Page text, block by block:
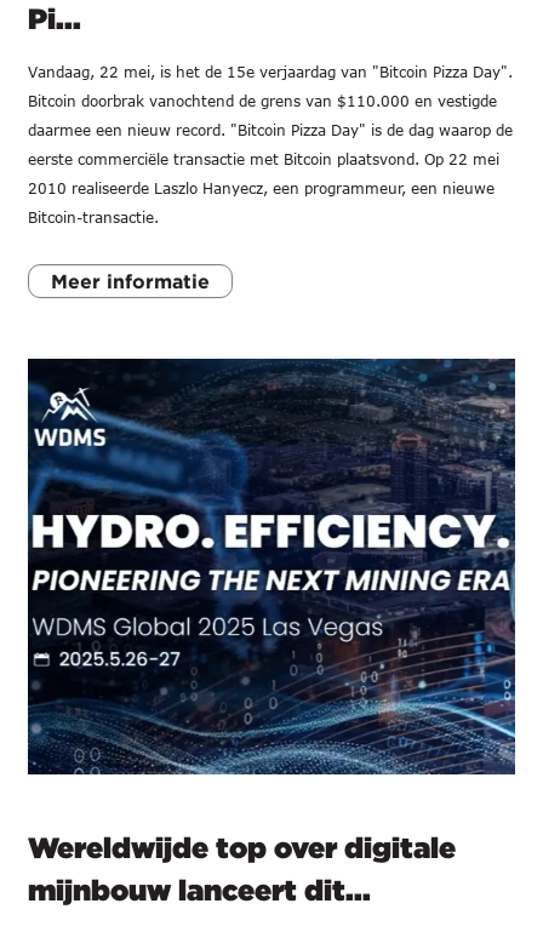
Pi...
Vandaag, 22 mei, is het de 15e verjaardag van "Bitcoin Pizza Day".
Bitcoin doorbrak vanochtend de grens van $110.000 en vestigde
daarmee een nieuw record. "Bitcoin Pizza Day" is de dag waarop de
eerste commerciële transactie met Bitcoin plaatsvond. Op 22 mei
2010 realiseerde Laszlo Hanyecz, een programmeur, een nieuwe
Bitcoin-transactie.
Meer informatie
Wereldwijde top over digitale
mijnbouw lanceert dit...